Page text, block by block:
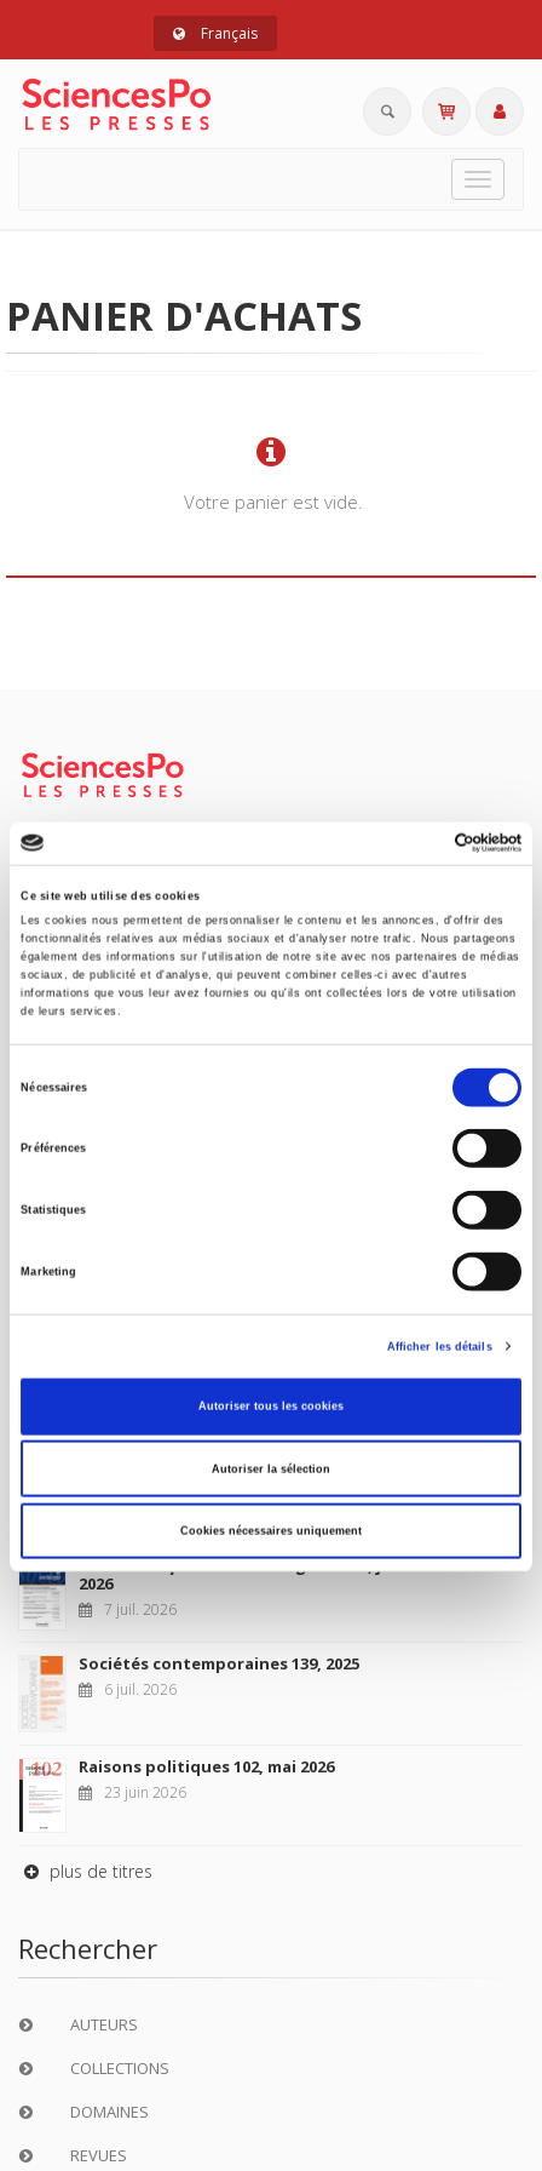
Ce site web utilise des cookies
Les cookies nous permettent de personnaliser le contenu et les annonces, d'offrir des
fonctionnalités relatives aux médias sociaux et d'analyser notre trafic. Nous partageons
également des informations sur l'utilisation de notre site avec nos partenaires de médias
sociaux, de publicité et d'analyse, qui peuvent combiner celles-ci avec d'autres
informations que vous leur avez fournies ou qu'ils ont collectées lors de votre utilisation
de leurs services.
Nécessaires
Préférences
Statistiques
Marketing
Afficher les détails
Autoriser tous les cookies
Autoriser la sélection
Cookies nécessaires uniquement
Français
Toggle
PANIER D'ACHATS
Votre panier est vide.
Maison d'édition dédiée aux sciences humaines et sociales, les
Presses de Sciences Po participent depuis leur création en 1976
à la transmission des savoirs et des idées
CONTACTS
FOREIGN RIGHTS
POUR LES LIBRAIRES
CONDITIONS GÉNÉRALES
À paraître
Revue française de science politique 76-2, avril-juin
10 juil. 2026
Revue française de sociologie 66 3/4, juillet-décembre
2026
7 juil. 2026
Sociétés contemporaines 139, 2025
6 juil. 2026
Raisons politiques 102, mai 2026
23 juin 2026
plus de titres
Rechercher
AUTEURS
COLLECTIONS
DOMAINES
REVUES